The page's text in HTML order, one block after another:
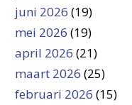
juni 2026 (19)
mei 2026 (19)
april 2026 (21)
maart 2026 (25)
februari 2026 (15)